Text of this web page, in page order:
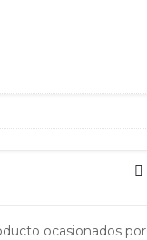
ocasionados